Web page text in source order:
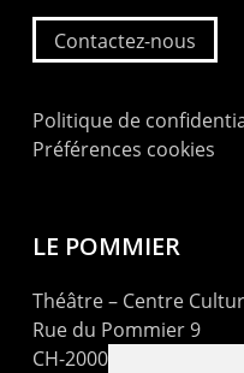
Contactez-nous
Politique de
Préférences cookies
LE POMMIER
Théâtre – Centre
Rue du Pommier 9
CH-2000 Neuchâtel